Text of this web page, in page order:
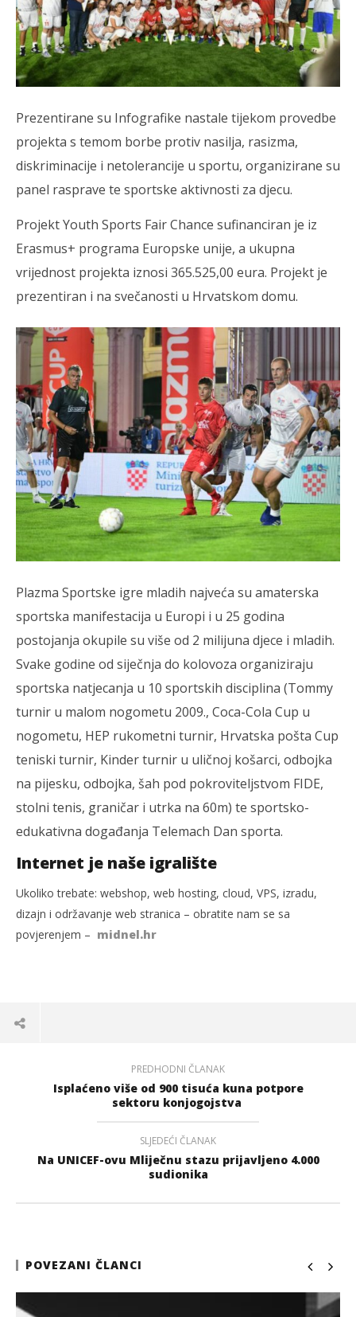
Prezentirane su Infografike nastale tijekom provedbe
projekta s temom borbe protiv nasilja, rasizma,
diskriminacije i netolerancije u sportu, organizirane su
panel rasprave te sportske aktivnosti za djecu.
Projekt Youth Sports Fair Chance sufinanciran je iz
Erasmus+ programa Europske unije, a ukupna
vrijednost projekta iznosi 365.525,00 eura. Projekt je
prezentiran i na svečanosti u Hrvatskom domu.
Plazma Sportske igre mladih najveća su amaterska
sportska manifestacija u Europi i u 25 godina
postojanja okupile su više od 2 milijuna djece i mladih.
Svake godine od siječnja do kolovoza organiziraju
sportska natjecanja u 10 sportskih disciplina (Tommy
turnir u malom nogometu 2009., Coca-Cola Cup u
nogometu, HEP rukometni turnir, Hrvatska pošta Cup
teniski turnir, Kinder turnir u uličnoj košarci, odbojka
na pijesku, odbojka, šah pod pokroviteljstvom FIDE,
stolni tenis, graničar i utrka na 60m) te sportsko-
edukativna događanja Telemach Dan sporta.
Internet je naše igralište
Ukoliko trebate: webshop, web hosting, cloud, VPS, izradu,
dizajn i održavanje web stranica – obratite nam se sa
povjerenjem – midnel.hr
PREDHODNI ČLANAK
Isplaćeno više od 900 tisuća kuna potpore
sektoru konjogojstva
SLJEDEĆI ČLANAK
Na UNICEF-ovu Mliječnu stazu prijavljeno 4.000
sudionika
POVEZANI ČLANCI